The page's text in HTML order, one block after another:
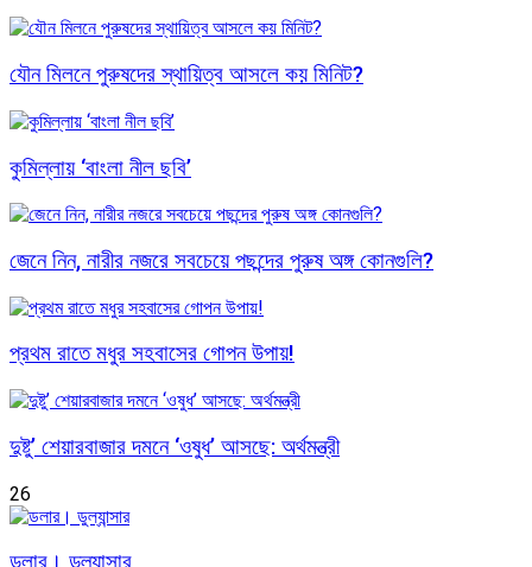
যৌন মিলনে পুরুষদের স্থায়িত্ব আসলে কয় মিনিট?
কুমিল্লায় ‘বাংলা নীল ছবি’
জেনে নিন, নারীর নজরে সবচেয়ে পছন্দের পুরুষ অঙ্গ কোনগুলি?
প্রথম রাতে মধুর সহবাসের গোপন উপায়!
দুষ্টু’ শেয়ারবাজার দমনে ‘ওষুধ’ আসছে: অর্থমন্ত্রী
26